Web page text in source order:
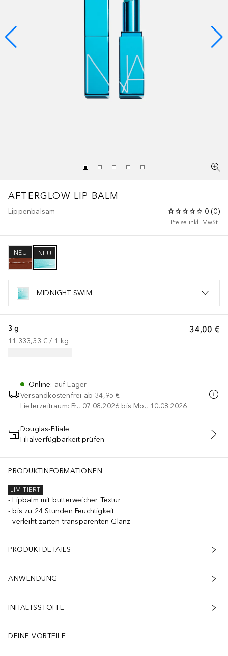
AFTERGLOW LIP BALM
Lippenbalsam 0 (0)
Preise inkl. MwSt.
NEU NEU
MIDNIGHT SWIM
34,00 €
3 g
11.333,33 € / 1 kg
Online: auf Lager
Versandkostenfrei ab 34,95 €
Lieferzeitraum: Fr., 07.08.2026 bis Mo., 10.08.2026
IN DEN WARENKORB
Douglas-Filiale
Filialverfügbarkeit prüfen
PRODUKTINFORMATIONEN
LIMITIERT
Lipbalm mit butterweicher Textur
bis zu 24 Stunden Feuchtigkeit
verleiht zarten transparenten Glanz
PRODUKTDETAILS
ANWENDUNG
INHALTSSTOFFE
DEINE VORTEILE